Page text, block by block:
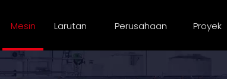
Mesin Larutan Perusahaan Proyek